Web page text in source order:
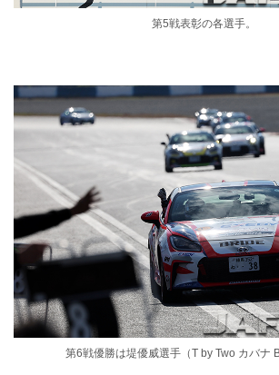
第5戦表彰の各選手。
第6戦優勝は堤優威選手（T by Two カバナ